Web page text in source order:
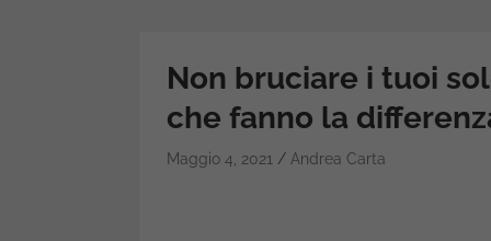
Non bruciare i tuoi
che fanno la
Maggio 4, 2021 Andrea Carta